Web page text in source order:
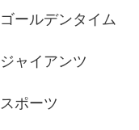
ゴールデンタイム
ジャイアンツ
スポーツ